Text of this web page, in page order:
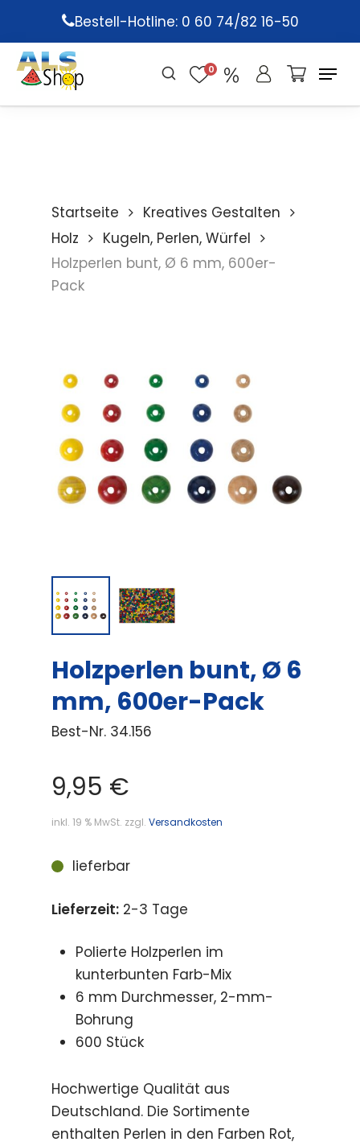
main
content
Bestell-Hotline: 0 60 74/82 16-50
0
Startseite
Kreatives Gestalten
Holz
Kugeln, Perlen, Würfel
Holzperlen bunt, Ø 6 mm, 600er-
Pack
Holzperlen bunt, Ø 6
mm, 600er-Pack
Best-Nr. 34.156
9,95 €
inkl. 19 % MwSt. zzgl. Versandkosten
lieferbar
Lieferzeit: 2-3 Tage
Polierte Holzperlen im
kunterbunten Farb-Mix
6 mm Durchmesser, 2-mm-
Bohrung
600 Stück
Hochwertige Qualität aus
Deutschland. Die Sortimente
enthalten Perlen in den Farben Rot,